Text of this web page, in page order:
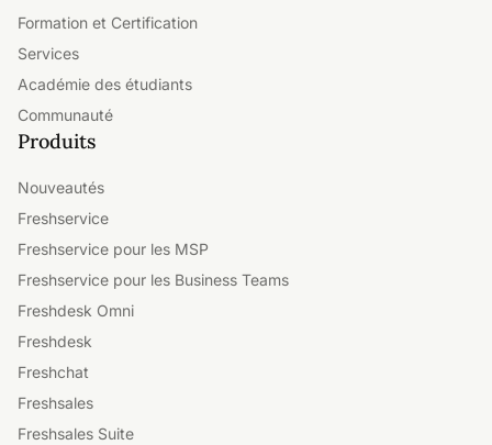
Formation et Certification
Services
Académie des étudiants
Communauté
Produits
Nouveautés
Freshservice
Freshservice pour les MSP
Freshservice pour les Business Teams
Freshdesk Omni
Freshdesk
Freshchat
Freshsales
Freshsales Suite